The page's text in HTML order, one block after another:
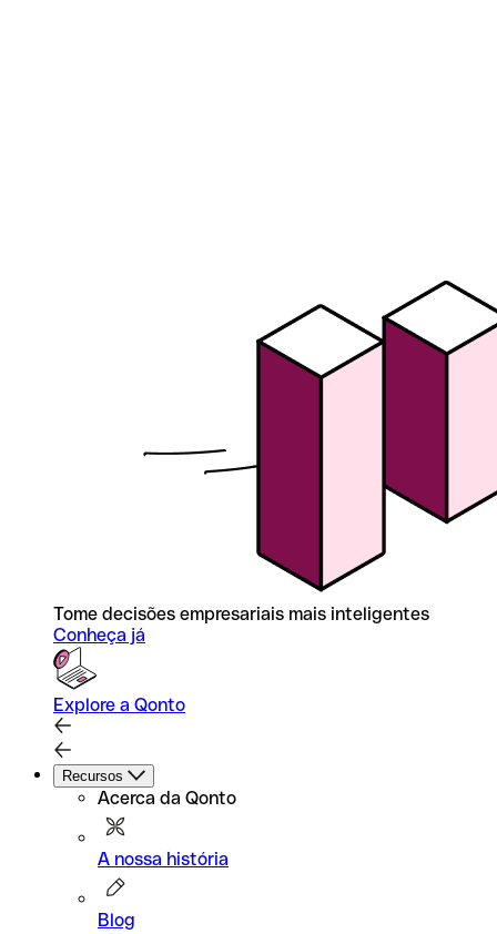
Tome decisões empresariais mais inteligentes
Conheça já
Explore a Qonto
Recursos
Acerca da Qonto
A nossa história
Blog